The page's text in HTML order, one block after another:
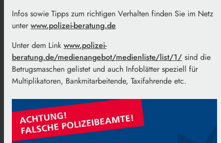
Infos sowie Tipps zum richtigen Verhalten finden Sie im Netz
unter www.polizei-beratung.de
Unter dem Link www.polizei-
beratung.de/medienangebot/medienliste/list/1/ sind die
Betrugsmaschen gelistet und auch Infoblätter speziell für
Multiplikatoren, Bankmitarbeitende, Taxifahrende etc.